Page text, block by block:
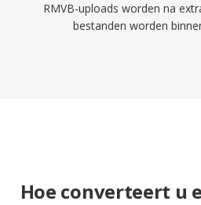
RMVB-uploads worden na
bestanden worden
Hoe converteert u